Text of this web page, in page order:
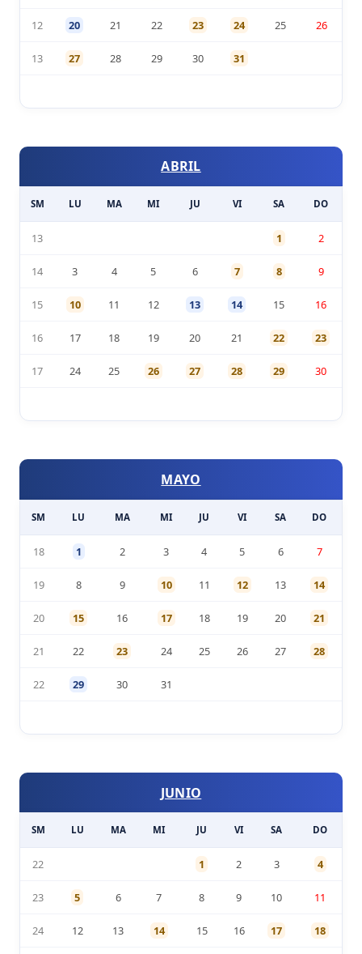
12 20 21 22 23 24 25 26
13 27 28 29 30 31
ABRIL
SM LU MA MI JU VI SA DO
13 1 2
14 3 4 5 6 7 8 9
15 10 11 12 13 14 15 16
16 17 18 19 20 21 22 23
17 24 25 26 27 28 29 30
MAYO
SM LU MA MI JU VI SA DO
18 1 2 3 4 5 6 7
19 8 9 10 11 12 13 14
20 15 16 17 18 19 20 21
21 22 23 24 25 26 27 28
22 29 30 31
JUNIO
SM LU MA MI JU VI SA DO
22 1 2 3 4
23 5 6 7 8 9 10 11
24 12 13 14 15 16 17 18